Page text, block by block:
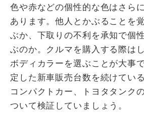
色や赤などの個性的な色はさら
あります。他人とかぶることを
ぶか、下取りの不利を承知で個
ぶのか。クルマを購入する際は
ボディカラーを選ぶことが大事
定した新車販売台数を続けてい
コンパクトカー、トヨタタンク
ついて検証していましょう。